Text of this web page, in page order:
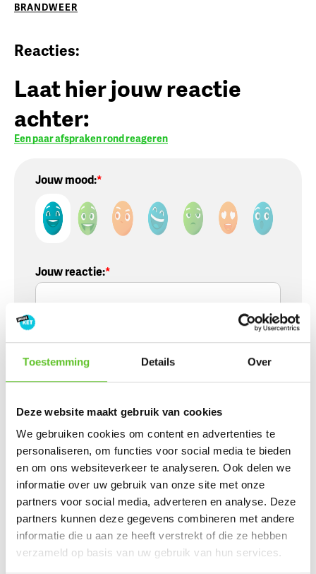
Toestemming Details Over
Deze website maakt gebruik van cookies
We gebruiken cookies om content en advertenties te
personaliseren, om functies voor social media te bieden
en om ons websiteverkeer te analyseren. Ook delen we
informatie over uw gebruik van onze site met onze
partners voor social media, adverteren en analyse. Deze
partners kunnen deze gegevens combineren met andere
informatie die u aan ze heeft verstrekt of die ze hebben
verzameld op basis van uw gebruik van hun services.
BRANDWEER
Reacties:
Laat hier jouw reactie
achter:
Een paar afspraken rond reageren
Jouw mood:
Jouw reactie:
Voornaam:
Naam:
Wordt niet publiek getoond
E-mailadres: